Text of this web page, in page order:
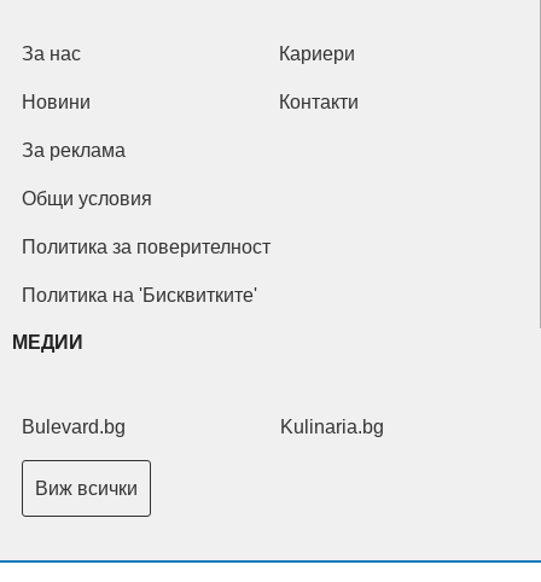
За нас Кариери
Новини Контакти
За реклама
Общи условия
Политика за поверителност
Политика на 'Бисквитките'
МЕДИИ
Bulevard.bg Kulinaria.bg
Виж всички